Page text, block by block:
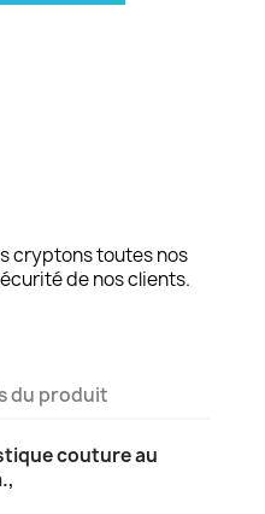
cryptons toutes nos
de nos clients.
du produit
couture au